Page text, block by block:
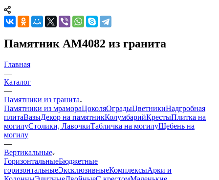
Памятник AM4082 из гранита
Главная
—
Каталог
—
Памятники из гранита
Памятники из мрамораЦоколяОградыЦветникиНадгробная
плитаВазыДекор на памятникКолумбарийКрестыПлитка на
могилуСтолики, ЛавочкиТабличка на могилуЩебень на
могилу
—
Вертикальные
ГоризонтальныеБюджетные
горизонтальныеЭксклюзивныеКомплексыАрки и